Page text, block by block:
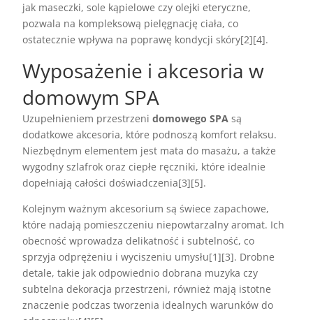
jak maseczki, sole kąpielowe czy olejki eteryczne,
pozwala na kompleksową pielęgnację ciała, co
ostatecznie wpływa na poprawę kondycji skóry[2][4].
Wyposażenie i akcesoria w
domowym SPA
Uzupełnieniem przestrzenidomowego SPA są
dodatkowe akcesoria, które podnoszą komfort relaksu.
Niezbędnym elementem jest mata do masażu, a także
wygodny szlafrok oraz ciepłe ręczniki, które idealnie
dopełniają całości doświadczenia[3][5].
Kolejnym ważnym akcesorium są świece zapachowe,
które nadają pomieszczeniu niepowtarzalny aromat. Ich
obecność wprowadza delikatność i subtelność, co
sprzyja odprężeniu i wyciszeniu umysłu[1][3]. Drobne
detale, takie jak odpowiednio dobrana muzyka czy
subtelna dekoracja przestrzeni, również mają istotne
znaczenie podczas tworzenia idealnych warunków do